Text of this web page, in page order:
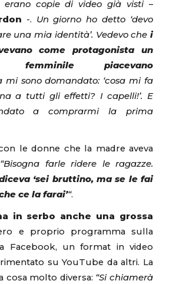
erano copie di video già visti–
-. Un giorno ho detto ‘devo
una mia identità’. Vedevo che i
come protagonista un
femminile piacevano
mi sono domandato: ‘cosa mi fa
a tutti gli effetti? I capelli!’. E
a comprarmi la prima
le donne che la madre aveva
“Bisogna farle ridere le ragazze.
‘sei bruttino, ma se le fai
ce la farai’“.
in serbo anche una grossa
e proprio programma sulla
Facebook, un format in video
su YouTube da altri. La
cosa molto diversa: “Si chiamerà